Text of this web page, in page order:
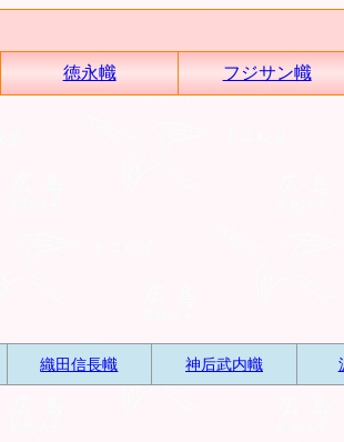
徳永幟 フジサン幟
織田信長幟 神后武内幟